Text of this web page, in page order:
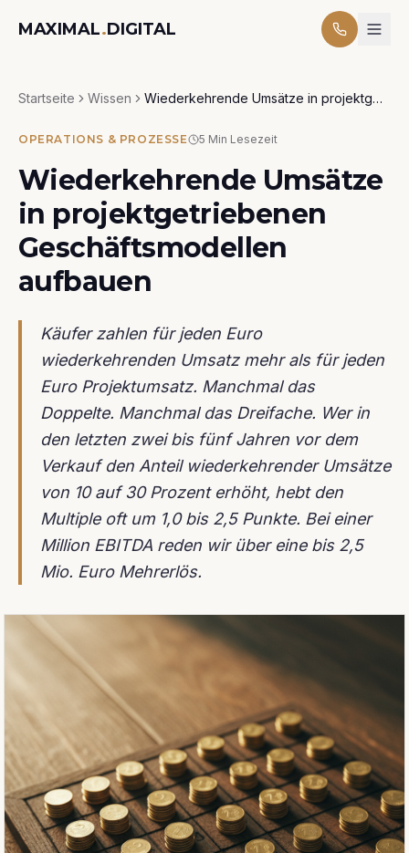
MAXIMAL.DIGITAL
Startseite Wissen Wiederkehrende Umsätze in projektgetriebenen Geschäftsmodellen aufbauen
OPERATIONS & PROZESSE 5 Min Lesezeit
Wiederkehrende Umsätze
in projektgetriebenen
Geschäftsmodellen
aufbauen
Käufer zahlen für jeden Euro
wiederkehrenden Umsatz mehr als für jeden
Euro Projektumsatz. Manchmal das
Doppelte. Manchmal das Dreifache. Wer in
den letzten zwei bis fünf Jahren vor dem
Verkauf den Anteil wiederkehrender Umsätze
von 10 auf 30 Prozent erhöht, hebt den
Multiple oft um 1,0 bis 2,5 Punkte. Bei einer
Million EBITDA reden wir über eine bis 2,5
Mio. Euro Mehrerlös.